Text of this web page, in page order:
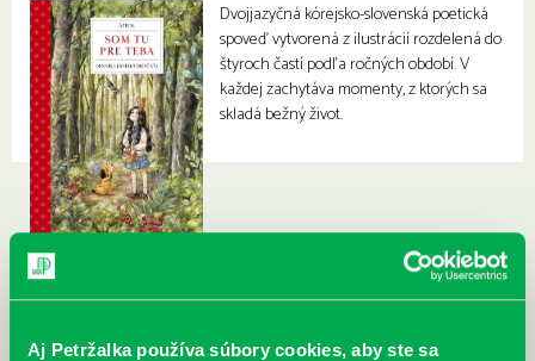
Aj Petržalka používa súbory cookies, aby ste sa
Dvojjazyčná kórejsko-slovenská poetická
spoveď vytvorená z ilustrácií rozdelená do
štyroch častí podľa ročných období. V
každej zachytáva momenty, z ktorých sa
skladá bežný život.